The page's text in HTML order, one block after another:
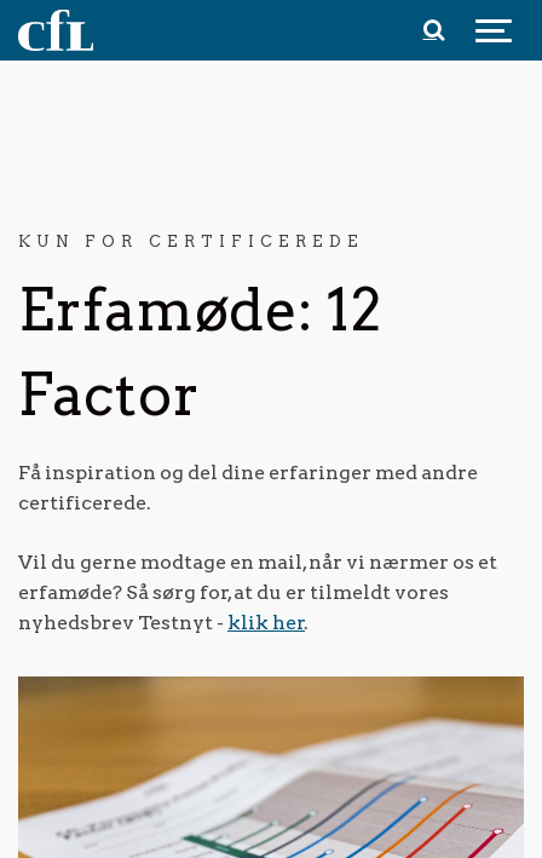
Spring til indhold
KUN FOR CERTIFICEREDE
Erfamøde: 12
Factor
Få inspiration og del dine erfaringer med andre
certificerede.
Vil du gerne modtage en mail, når vi nærmer os et
erfamøde? Så sørg for, at du er tilmeldt vores
nyhedsbrev Testnyt - klik her.